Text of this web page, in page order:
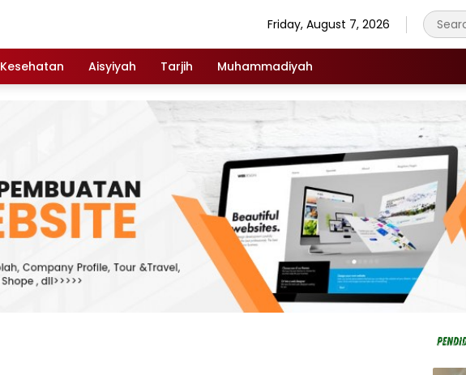
Friday, August 7, 2026
Kesehatan Aisyiyah Tarjih Muhammadiyah